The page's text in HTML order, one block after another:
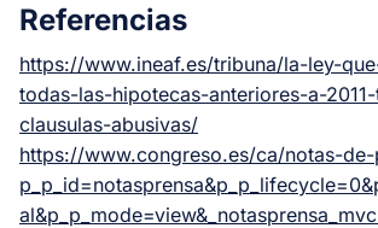
Referencias
https://www.ineaf.es/tribuna/la-ley-
todas-las-hipotecas-anteriores-a-
clausulas-abusivas/
https://www.congreso.es/ca/notas-de-